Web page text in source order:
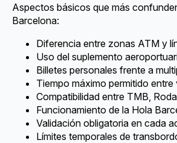
Aspectos básicos que más
Barcelona:
Diferencia entre zonas ATM y
Uso del suplemento
Billetes personales frente a
Tiempo máximo permitido entre
Compatibilidad entre TMB,
Funcionamiento de la Hola
Validación obligatoria en cada
Límites temporales de